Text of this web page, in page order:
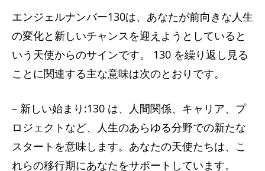
エンジェルナンバー130は、あなたが前向きな人生
の変化と新しいチャンスを迎えようとしていると
いう天使からのサインです。 130 を繰り返し見る
ことに関連する主な意味は次のとおりです。
– 新しい始まり:130 は、人間関係、キャリア、プ
ロジェクトなど、人生のあらゆる分野での新たな
スタートを意味します。あなたの天使たちは、こ
れらの移行期にあなたをサポートしています。